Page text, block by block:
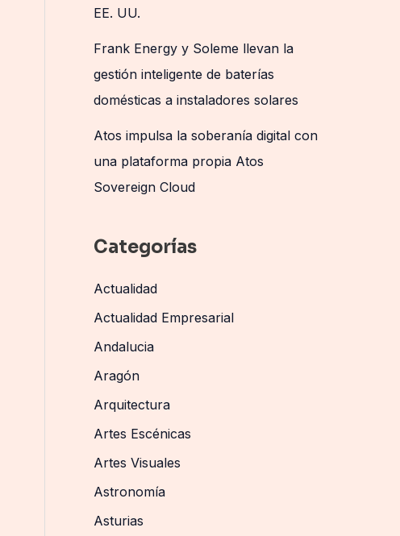
EE. UU.
Frank Energy y Soleme llevan la
gestión inteligente de baterías
domésticas a instaladores solares
Atos impulsa la soberanía digital con
una plataforma propia Atos
Sovereign Cloud
Categorías
Actualidad
Actualidad Empresarial
Andalucia
Aragón
Arquitectura
Artes Escénicas
Artes Visuales
Astronomía
Asturias